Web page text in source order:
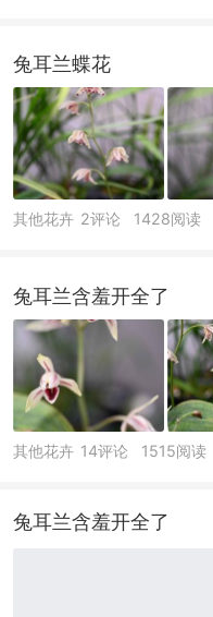
兔耳兰蝶花
其他花卉 2评论 1428阅读
兔耳兰含羞开全了
其他花卉 14评论 1515阅读
兔耳兰含羞开全了